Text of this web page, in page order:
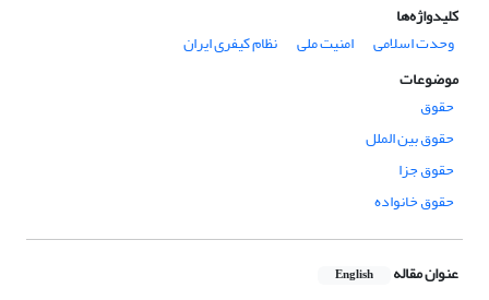
کلیدواژه‌ها
وحدت اسلامی
امنیت ملی
نظام کیفری ایران
موضوعات
حقوق
حقوق بین الملل
حقوق جزا
حقوق خانواده
عنوان مقاله English